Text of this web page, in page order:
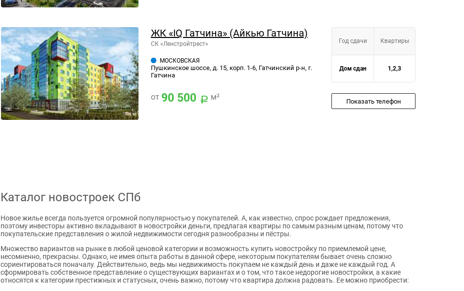
ЖК «IQ Гатчина» (Айкью Гатчина)
СК «Ленстройтрест»
МОСКОВСКАЯ
Пушкинское шоссе, д. 15, корп. 1-6, Гатчинский р-н, г.
Гатчина
от 90 500 м²
Год сдачи Квартиры
Дом сдан 1,2,3
Показать телефон
Каталог новостроек СПб
Новое жилье всегда пользуется огромной популярностью у покупателей. А, как известно, спрос рождает предложения,
поэтому инвесторы активно вкладывают в новостройки деньги, предлагая квартиры по самым разным ценам, потому что
покупательские представления о жилой недвижимости сегодня разнообразны и пёстры.
Множество вариантов на рынке в любой ценовой категории и возможность купить новостройку по приемлемой цене,
несомненно, прекрасны. Однако, не имея опыта работы в данной сфере, некоторым покупателям бывает очень сложно
сориентироваться поначалу. Действительно, ведь мы недвижимость покупаем не каждый день и даже не каждый год. А
сформировать собственное представление о существующих вариантах и о том, что такое недорогие новостройки, а какие
относятся к категории престижных и статусных, очень важно, потому что квартира должна радовать. Ее можно приобрести: